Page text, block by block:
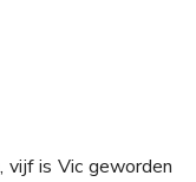
vijf is Vic geworden